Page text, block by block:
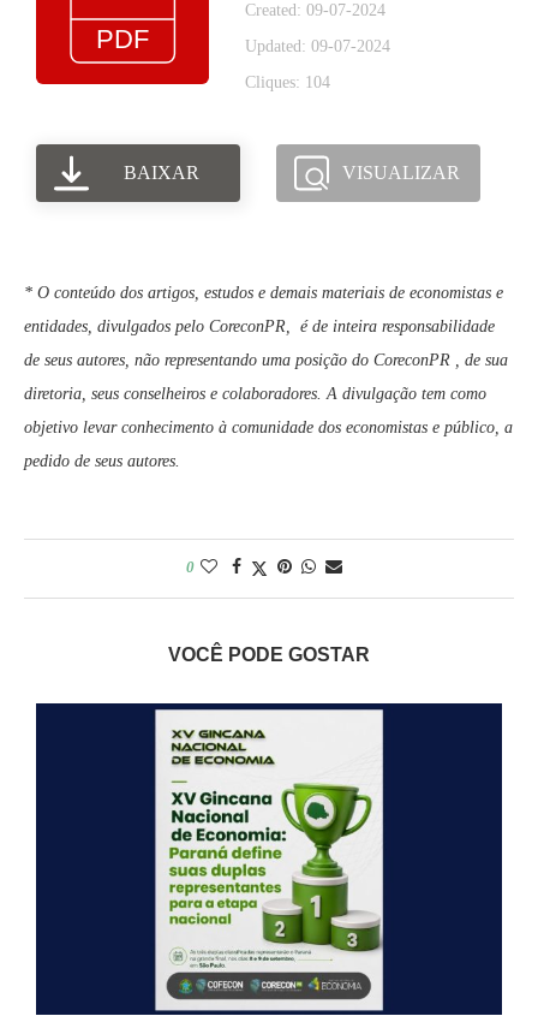
Created: 09-07-2024
Updated: 09-07-2024
Cliques: 104
BAIXAR VISUALIZAR
* O conteúdo dos artigos, estudos e demais materiais de economistas e
entidades, divulgados pelo CoreconPR, é de inteira responsabilidade
de seus autores, não representando uma posição do CoreconPR , de sua
diretoria, seus conselheiros e colaboradores. A divulgação tem como
objetivo levar conhecimento à comunidade dos economistas e público, a
pedido de seus autores.
0
VOCÊ PODE GOSTAR